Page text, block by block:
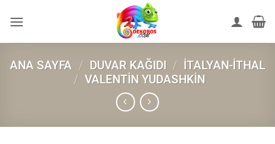
atla
ANA SAYFA / DUVAR KAĞIDI / İTALYAN-İTHAL
/ VALENTIN YUDASHKIN